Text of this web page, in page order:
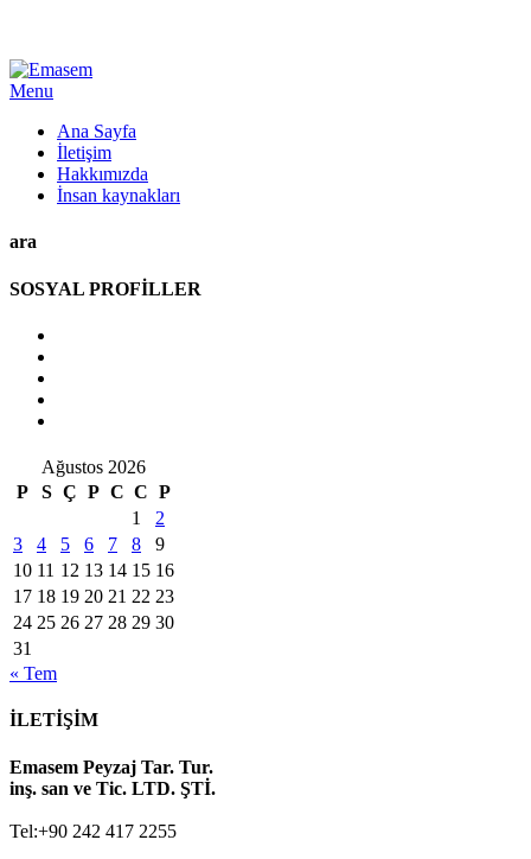
Menu
Ana Sayfa
İletişim
Hakkımızda
İnsan kaynakları
ara
SOSYAL PROFİLLER
Ağustos 2026
P
S Ç P C C P
1
2
3
4 5 6 7 8
9
10 11 12 13 14 15 16
17 18 19 20 21 22 23
24 25 26 27 28 29 30
31
« Tem
İLETİŞİM
Emasem Peyzaj Tar. Tur.
inş. san ve Tic. LTD. ŞTİ.
Tel:+90 242 417 2255